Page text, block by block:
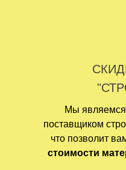
Мы являемся
поставщиком
что позволит
стоимости